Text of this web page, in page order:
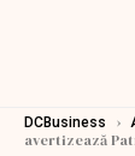
DCBusiness ›
avertizează